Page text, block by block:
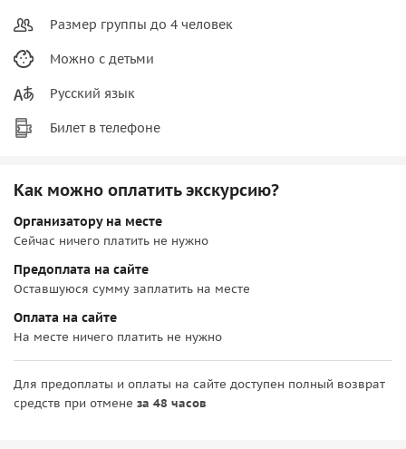
Размер группы до 4 человек
Можно с детьми
Русский язык
Билет в телефоне
Как можно оплатить экскурсию?
Организатору на месте
Сейчас ничего платить не нужно
Предоплата на сайте
Оставшуюся сумму заплатить на месте
Оплата на сайте
На месте ничего платить не нужно
Для предоплаты и оплаты на сайте доступен полный возврат
средств при отмене за 48 часов